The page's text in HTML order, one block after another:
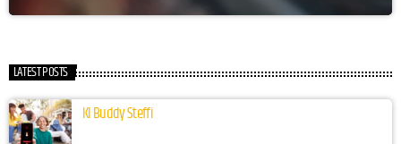
LATEST POSTS
KI Buddy Steffi